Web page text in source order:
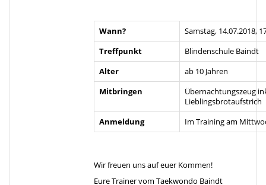
Wann?
Samstag, 14.07.2018,
Treffpunkt
Blindenschule Baindt
Alter
ab 10 Jahren
Mitbringen
Übernachtungszeug
Lieblingsbrotaufstrich
Anmeldung
Im Training am
Wir freuen uns auf euer Kommen!
Eure Trainer vom Taekwondo Baindt